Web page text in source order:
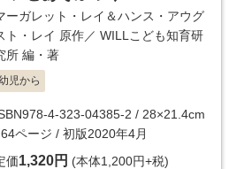
ーガレット・レイ＆ハンス・アウグ
ト・レイ 原作／ WILLこども知育研
所 編・著
児から
4-323-04385-2 / 28×21.4cm
ページ / 初版2020年4月
価1,320円 (本体1,200円+税)